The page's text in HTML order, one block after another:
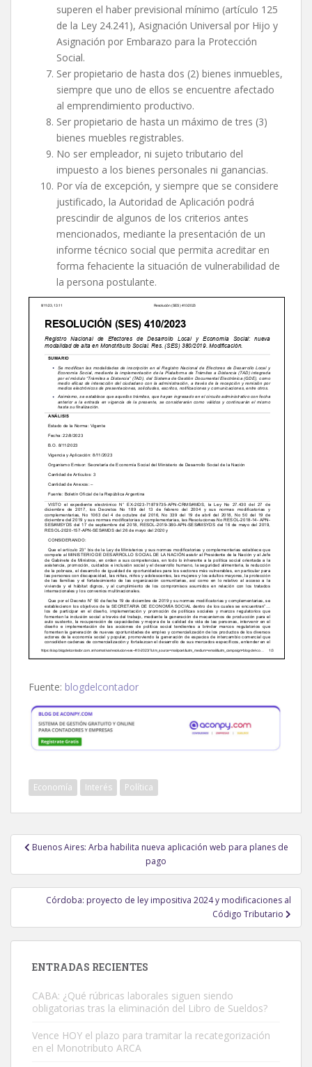
superen el haber previsional mínimo (artículo 125
de la Ley 24.241), Asignación Universal por Hijo y
Asignación por Embarazo para la Protección
Social.
Ser propietario de hasta dos (2) bienes inmuebles,
siempre que uno de ellos se encuentre afectado
al emprendimiento productivo.
Ser propietario de hasta un máximo de tres (3)
bienes muebles registrables.
No ser empleador, ni sujeto tributario del
impuesto a los bienes personales ni ganancias.
Por vía de excepción, y siempre que se considere
justificado, la Autoridad de Aplicación podrá
prescindir de algunos de los criterios antes
mencionados, mediante la presentación de un
informe técnico social que permita acreditar en
forma fehaciente la situación de vulnerabilidad de
la persona postulante.
Fuente: blogdelcontador
Economía Interés Política
Navegación
entradas
Buenos Aires: Arba habilita nueva aplicación web para planes de
pago
Córdoba: proyecto de ley impositiva 2024 y modificaciones al
Código Tributario
ENTRADAS RECIENTES
CABA: ¿Qué rúbricas laborales siguen siendo
obligatorias tras la eliminación del Libro de Sueldos?
Vence HOY el plazo para tramitar la recategorización
en el Monotributo ARCA